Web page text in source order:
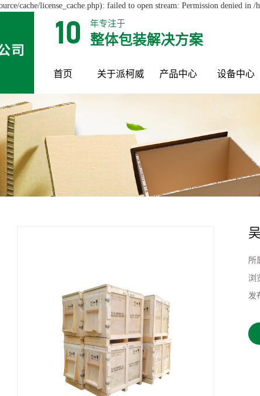
cache/license_cache.php): failed to open stream: Permission denied in
10 年专注于
整体包装解决方案
首页 关于派柯威 产品中心 设备中心
所
浏
发